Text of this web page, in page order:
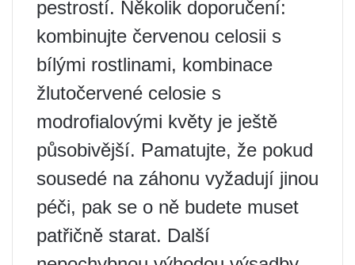
pestrostí. Několik doporučení:
kombinujte červenou celosii s
bílými rostlinami, kombinace
žlutočervené celosie s
modrofialovými květy je ještě
působivější. Pamatujte, že pokud
sousedé na záhonu vyžadují jinou
péči, pak se o ně budete muset
patřičně starat. Další